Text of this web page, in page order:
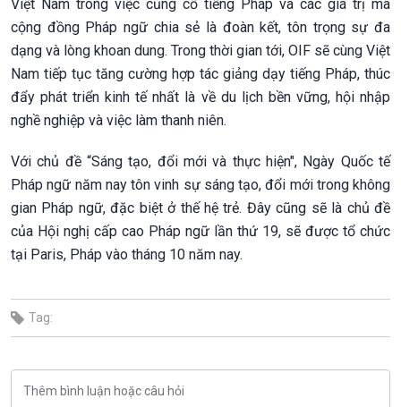
Việt Nam trong việc củng cố tiếng Pháp và các giá trị mà
cộng đồng Pháp ngữ chia sẻ là đoàn kết, tôn trọng sự đa
dạng và lòng khoan dung. Trong thời gian tới, OIF sẽ cùng Việt
Nam tiếp tục tăng cường hợp tác giảng dạy tiếng Pháp, thúc
đẩy phát triển kinh tế nhất là về du lịch bền vững, hội nhập
nghề nghiệp và việc làm thanh niên.
Với chủ đề “Sáng tạo, đổi mới và thực hiện", Ngày Quốc tế
Pháp ngữ năm nay tôn vinh sự sáng tạo, đổi mới trong không
gian Pháp ngữ, đặc biệt ở thế hệ trẻ. Đây cũng sẽ là chủ đề
của Hội nghị cấp cao Pháp ngữ lần thứ 19, sẽ được tổ chức
tại Paris, Pháp vào tháng 10 năm nay.
Tag: